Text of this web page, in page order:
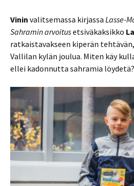
Vinin valitsemassa kirjassa Lasse-
Sahramin arvoitusetsiväkaksikko
ratkaistavakseen kiperän
Vallilan kylän joulua. Miten käy
ellei kadonnutta sahramia löydetä?